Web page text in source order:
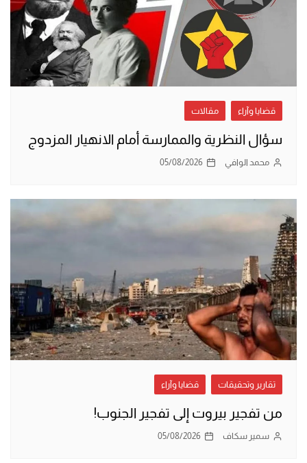
قضايا وآراء مقالات
سؤال النظرية والممارسة أمام الانهيار المزدوج
محمد الوافي 05/08/2026
تقارير وتحقيقات قضايا وآراء
من تفجير بيروت إلى تفجير الجنوب!
سمير سكاف 05/08/2026